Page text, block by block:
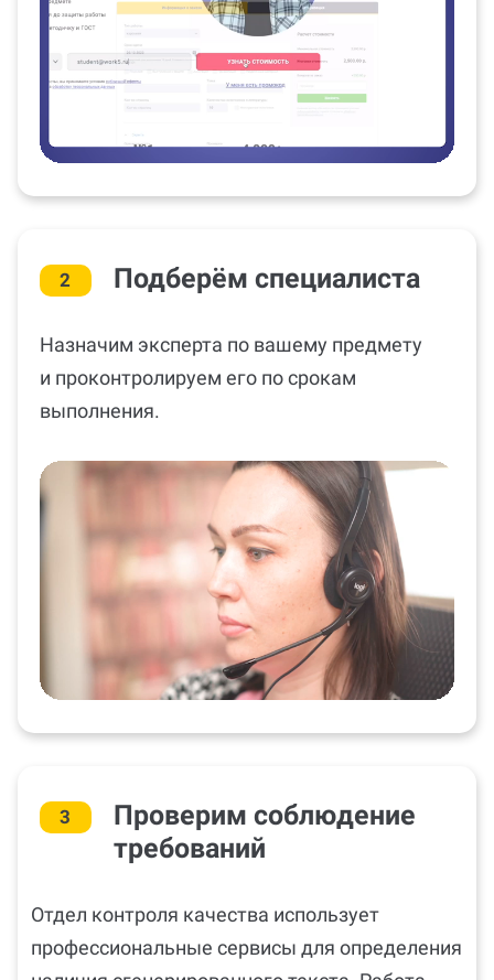
2 Подберём специалиста
Назначим эксперта по вашему предмету
и проконтролируем его по срокам
выполнения.
3
Проверим соблюдение
требований
Отдел контроля качества использует
профессиональные сервисы для определения